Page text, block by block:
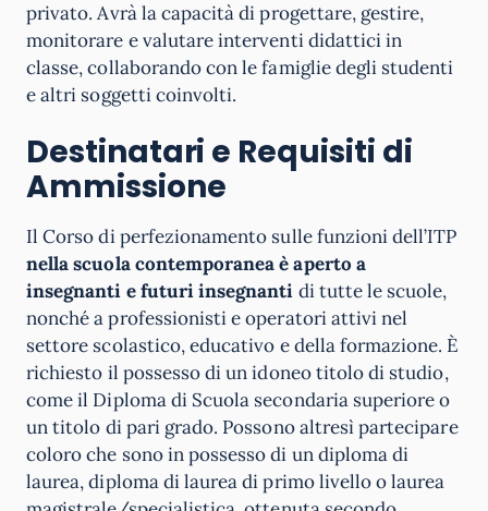
privato. Avrà la capacità di progettare, gestire,
monitorare e valutare interventi didattici in
classe, collaborando con le famiglie degli studenti
e altri soggetti coinvolti.
Destinatari e Requisiti di
Ammissione
Il Corso di perfezionamento sulle funzioni dell’ITP
nella scuola contemporanea è aperto a
insegnanti e futuri insegnanti di tutte le scuole,
nonché a professionisti e operatori attivi nel
settore scolastico, educativo e della formazione. È
richiesto il possesso di un idoneo titolo di studio,
come il Diploma di Scuola secondaria superiore o
un titolo di pari grado. Possono altresì partecipare
coloro che sono in possesso di un diploma di
laurea, diploma di laurea di primo livello o laurea